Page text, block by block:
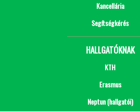
Kancellária
Segítségkérés
HALLGATÓKNAK
KTH
Erasmus
Neptun (hallgatói)